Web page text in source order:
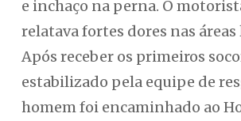
e inchaço na perna. O
relatava fortes dores nas áreas
Após receber os primeiros
estabilizado pela equipe de
homem foi encaminhado ao